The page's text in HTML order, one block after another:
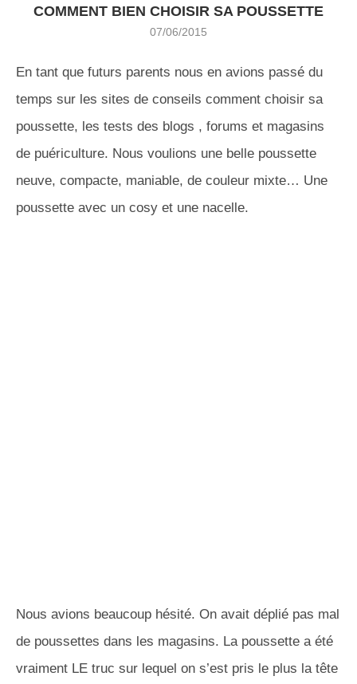
COMMENT BIEN CHOISIR SA POUSSETTE
07/06/2015
En tant que futurs parents nous en avions passé du
temps sur les sites de conseils comment choisir sa
poussette, les tests des blogs , forums et magasins
de puériculture. Nous voulions une belle poussette
neuve, compacte, maniable, de couleur mixte… Une
poussette avec un cosy et une nacelle.
Nous avions beaucoup hésité. On avait déplié pas mal
de poussettes dans les magasins. La poussette a été
vraiment LE truc sur lequel on s’est pris le plus la tête